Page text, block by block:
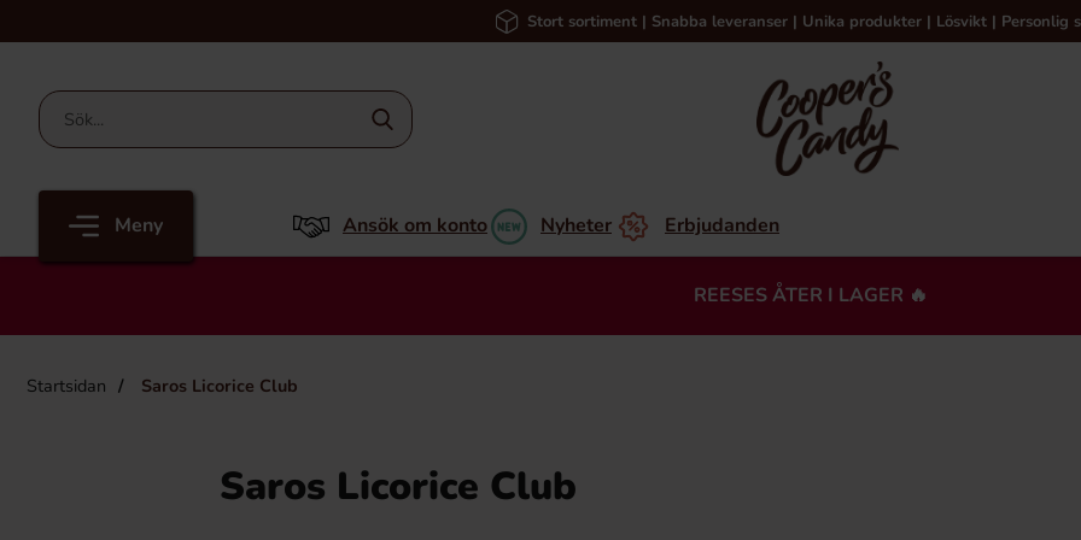
Stort sortiment | Snabba leveranser | Unika produkter | Lösvikt | Personlig
Meny Ansök om konto Nyheter Erbjudanden
REESES ÅTER I LAGER 🔥
Startsidan Saros Licorice Club
Saros Licorice Club